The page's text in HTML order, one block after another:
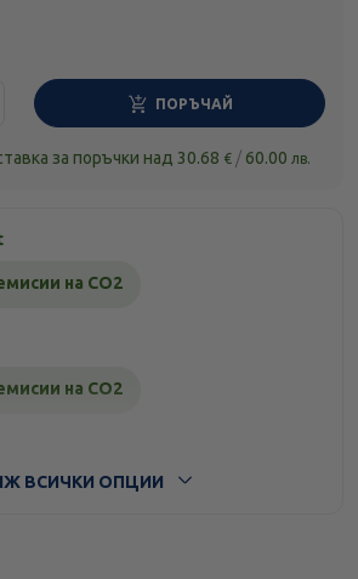
ПОРЪЧАЙ
за поръчки над 30.68 € / 60.00 лв.
на CO2
на CO2
ВСИЧКИ ОПЦИИ